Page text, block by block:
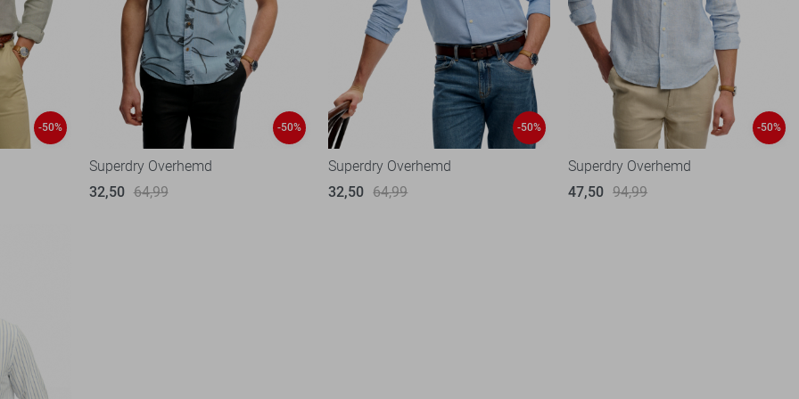
-50% -50%
Superdry Overhemd
32,50 64,99
-50%
Superdry Overhemd
32,50 64,99
-50%
Superdry Overhemd
47,50 94,99